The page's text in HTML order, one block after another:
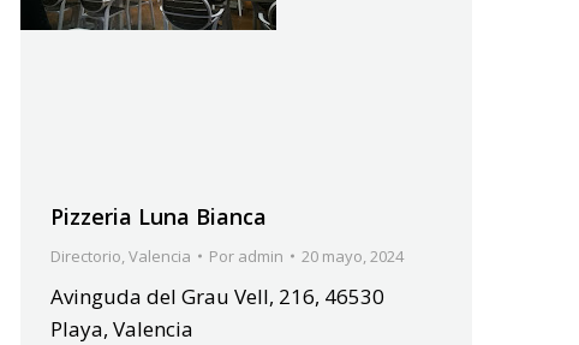
Pizzeria Luna Bianca
Directorio,Valencia Por admin 20 mayo, 2024
Avinguda del Grau Vell, 216, 46530
Playa, Valencia